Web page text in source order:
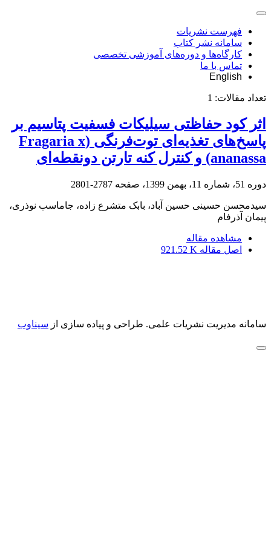
فهرست نشریات
سامانه نشر کتاب
کارگاه‌ها و دوره‌های آموزشی تخصصی
تماس با ما
English
تعداد مقالات: 1
اثر کود حفاظتی سیلیکات فسفیت پتاسیم بر
پاسخ‌های تغذیه‌ای توت‌فرنگی (Fragaria x
ananassa) و کنترل کنه تارتن دونقطه‌ای
دوره 51، شماره 11، بهمن 1399، صفحه 2787-2801
سیدمحسن حسینی حسین آباد، بابک متشرع زاده، جاماسب نوذری،
پیمان آذرفام
مشاهده مقاله
اصل مقاله 921.52 K
سامانه مدیریت نشریات علمی. طراحی و پیاده سازی از سیناوب